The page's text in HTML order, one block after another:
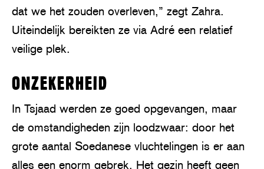
dat we het zouden overleven,” zegt Zahra.
Uiteindelijk bereikten ze via Adré een relatief
veilige plek.
ONZEKERHEID
In Tsjaad werden ze goed opgevangen, maar
de omstandigheden zijn loodzwaar: door het
grote aantal Soedanese vluchtelingen is er aan
alles een enorm gebrek. Het gezin heeft geen